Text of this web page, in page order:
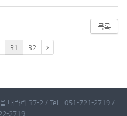
목록
31 32
대라리 37-2 / Tel : 051-721-2719 /
2719 .